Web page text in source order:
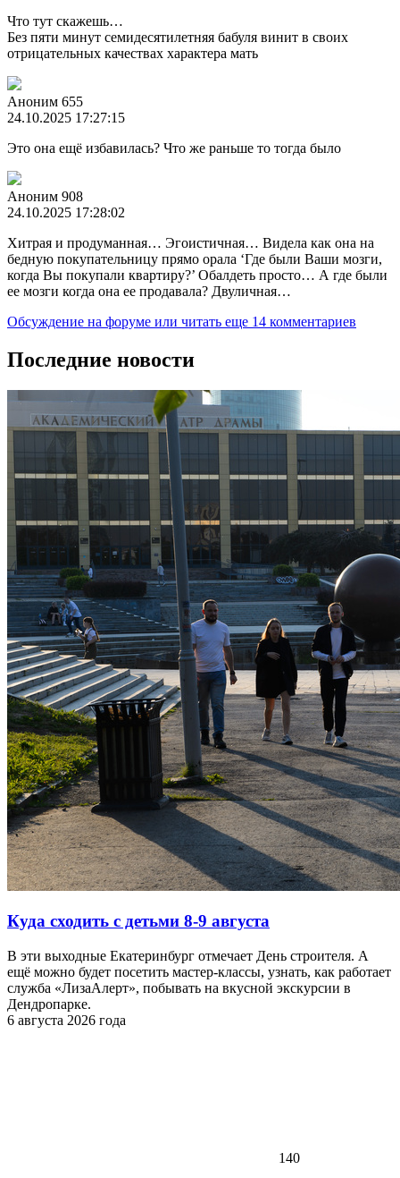
Что тут скажешь…
Без пяти минут семидесятилетняя бабуля винит в своих
отрицательных качествах характера мать
Аноним 655
24.10.2025 17:27:15
Это она ещё избавилась? Что же раньше то тогда было
Аноним 908
24.10.2025 17:28:02
Хитрая и продуманная… Эгоистичная… Видела как она на
бедную покупательницу прямо орала ‘Где были Ваши мозги,
когда Вы покупали квартиру?’ Обалдеть просто… А где были
ее мозги когда она ее продавала? Двуличная…
Обсуждение на форуме или читать еще 14 комментариев
Последние новости
Куда сходить с детьми 8-9 августа
В эти выходные Екатеринбург отмечает День строителя. А
ещё можно будет посетить мастер-классы, узнать, как работает
служба «ЛизаАлерт», побывать на вкусной экскурсии в
Дендропарке.
6 августа 2026 года
140